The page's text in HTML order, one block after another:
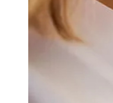
Negócios Regionais
Turismo
Segurança Regional
Hospitais Estaduais
Parques & Represas
Cidades da Região